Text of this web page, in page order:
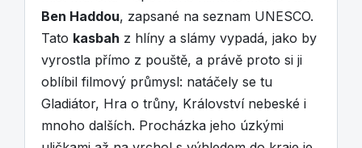
Ben Haddou, zapsané na seznam UNESCO.
Tato kasbah z hlíny a slámy vypadá, jako by
vyrostla přímo z pouště, a právě proto si ji
oblíbil filmový průmysl: natáčely se tu
Gladiátor, Hra o trůny, Království nebeské i
mnoho dalších. Procházka jeho úzkými